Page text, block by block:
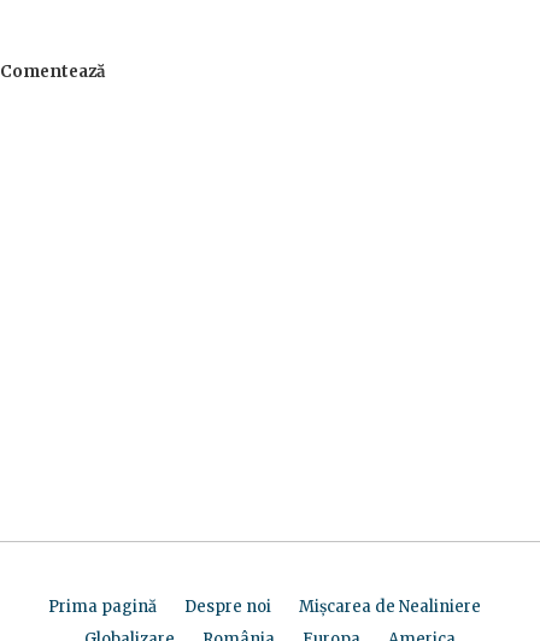
Comentează
Prima pagină Despre noi
Mișcarea de Nealiniere